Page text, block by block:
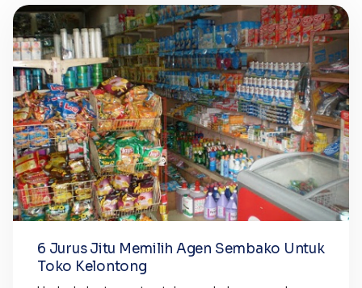
6 Jurus Jitu Memilih Agen Sembako Untuk
Toko Kelontong